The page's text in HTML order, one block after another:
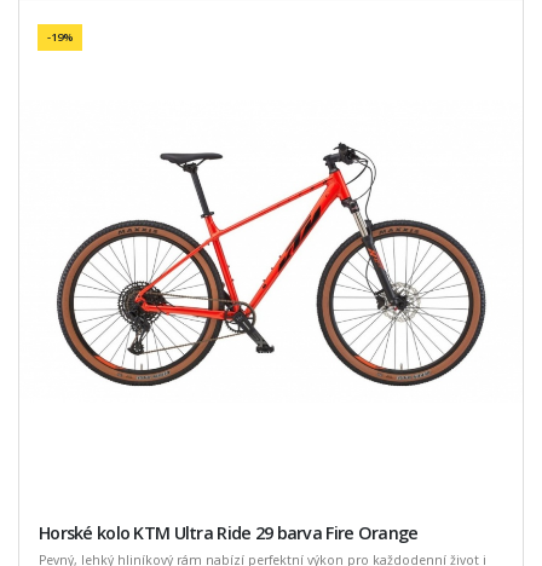
-19%
Horské kolo KTM Ultra Ride 29 barva Fire Orange
Pevný, lehký hliníkový rám nabízí perfektní výkon pro každodenní život i